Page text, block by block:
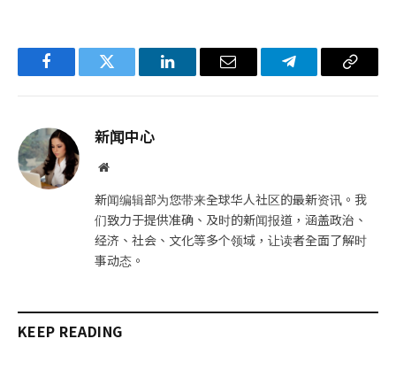
FacebookTwitter LinkedIn电
Telegram复
新闻中心
网
新闻编辑部为您带来全球华人社区的最新资讯。我
们致力于提供准确、及时的新闻报道，涵盖政治、
经济、社会、文化等多个领域，让读者全面了解时
事动态。
KEEP READING